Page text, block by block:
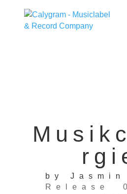
by Jasmin
Release